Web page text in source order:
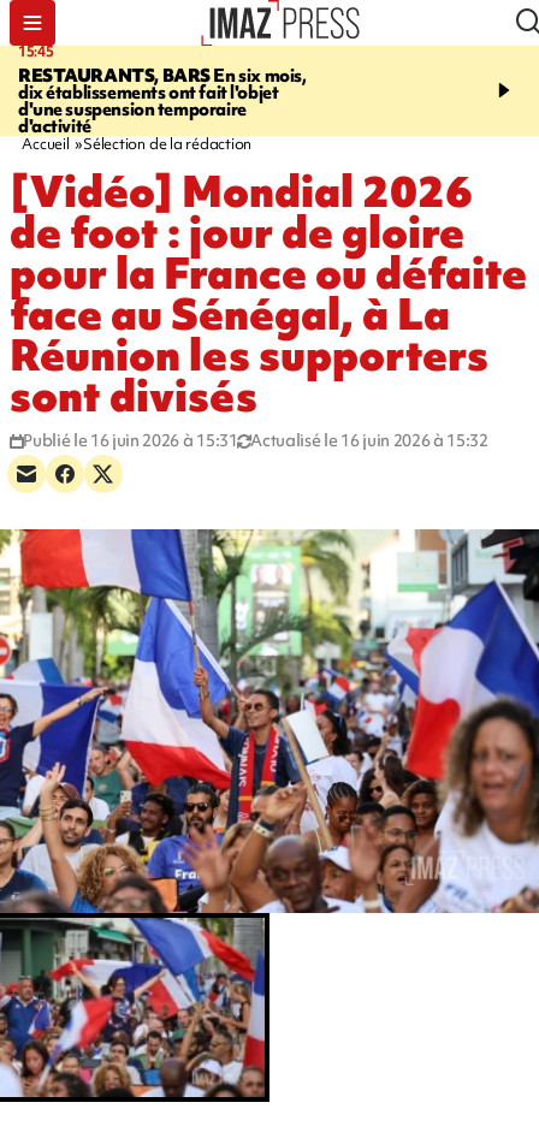
15:45
RESTAURANTS, BARSEn six mois,
dix établissements ont fait l'objet
d'une suspension temporaire
d'activité
17:17
Angeles, un homme vit
Accueil Sélection de la rédaction
[Vidéo] Mondial 2026
de foot : jour de gloire
pour la France ou défaite
face au Sénégal, à La
Réunion les supporters
sont divisés
Publié le 16 juin 2026 à 15:31 Actualisé le 16 juin 2026 à 15:32